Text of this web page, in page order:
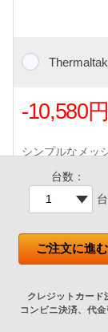
-10,580円
シンプルなメッ
ル採用、高エア
上面、底面に取
・アドレサブル
・360mmまでの
台数：
台
ご注文に進む